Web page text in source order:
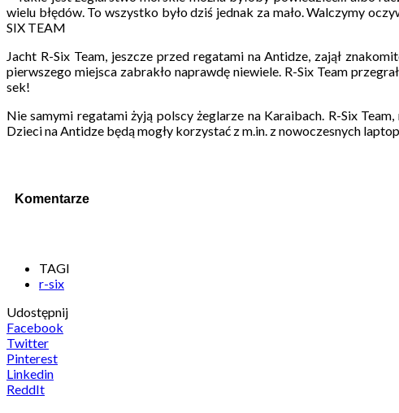
wielu błędów. To wszystko było dziś jednak za mało. Walczymy
SIX TEAM
Jacht R-Six Team, jeszcze przed regatami na Antidze, zajął
pierwszego miejsca zabrakło naprawdę niewiele. R-Six Team
sek!
Nie samymi regatami żyją polscy żeglarze na Karaibach. R-Six
Dzieci na Antidze będą mogły korzystać z m.in. z nowoczesnych
Komentarze
TAGI
r-six
Udostępnij
Facebook
Twitter
Pinterest
Linkedin
ReddIt